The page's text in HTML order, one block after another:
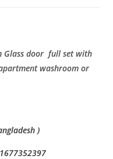
Glass door full set with
washroom or
)